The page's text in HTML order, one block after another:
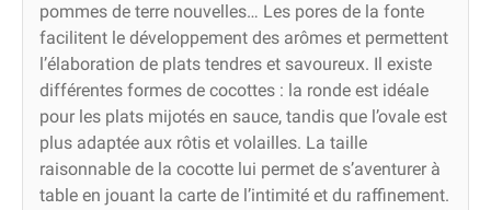
pommes de terre nouvelles… Les pores de la fonte
facilitent le développement des arômes et permettent
l’élaboration de plats tendres et savoureux. Il existe
différentes formes de cocottes : la ronde est idéale
pour les plats mijotés en sauce, tandis que l’ovale est
plus adaptée aux rôtis et volailles. La taille
raisonnable de la cocotte lui permet de s’aventurer à
table en jouant la carte de l’intimité et du raffinement.